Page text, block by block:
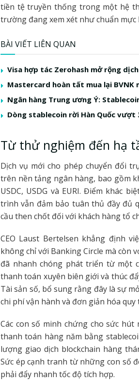
tiền tệ truyền thống trong một hệ
trường đang xem xét như chuẩn mực
BÀI VIẾT LIÊN QUAN
Visa hợp tác Zerohash mở rộng
Mastercard hoàn tất mua lại BVNK
Ngân hàng Trung ương Ý:
Dòng stablecoin rời Hàn Quốc
Từ thử nghiệm đến hạ
Dịch vụ mới cho phép chuyển đổi
trên nền tảng ngân hàng, bao gồm
USDC, USDG và EURI. Điểm khác
trình vẫn đảm bảo tuân thủ đầy đủ
cầu then chốt đối với khách hàng tổ
CEO Laust Bertelsen khẳng định
không chỉ với Banking Circle mà còn
đã nhanh chóng phát triển từ một
thanh toán xuyên biên giới và thúc
Tài sản số, bổ sung rằng đây là sự
chi phí vận hành và đơn giản hóa
Các con số minh chứng cho sức
thanh toán hàng năm bằng
lượng giao dịch blockchain hàng
Sức ép cạnh tranh từ những con số
phải đẩy nhanh tốc độ tích hợp.